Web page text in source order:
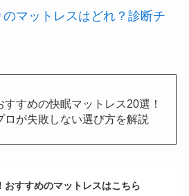
マットレスはどれ？診断チ
すすめの快眠マットレス20選！
ロが失敗しない選び方を解説
おすすめのマットレスはこちら